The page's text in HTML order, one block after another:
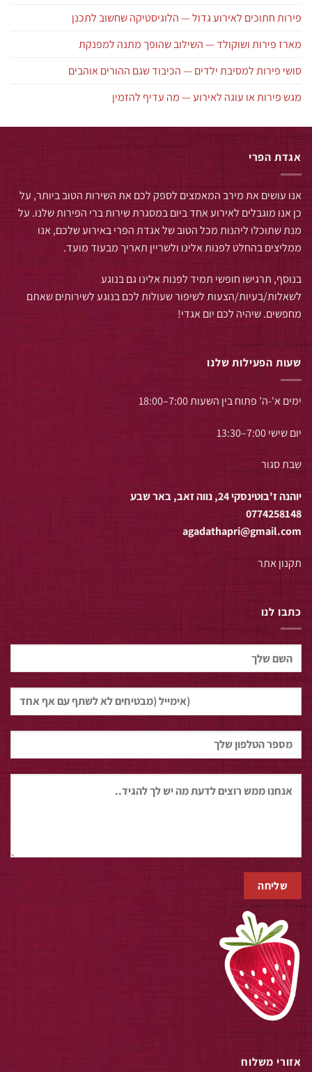
פירות חתוכים לאירוע גדול — הלוגיסטיקה שחשוב לתכנן
מארז פירות ושוקולד — השילוב שהופך מתנה למפנקת
סושי פירות למסיבת ילדים — הכיבוד שגם ההורים אוהבים
מגש פירות או עוגה לאירוע — מה עדיף להזמין
אגדת הפרי
אנו עושים את מירב המאמצים לספק לכם את השירות הטוב ביותר, על
כן אנו מוגבלים לאירוע אחד ביום במסגרת שירות ברי הפירות שלנו. על
מנת שתוכלו ליהנות מכל הטוב של אגדת הפרי באירוע שלכם, אנו
ממליצים בהחלט לפנות אלינו ולשריין תאריך מבעוד מועד.
בנוסף, תרגישו חופשי תמיד לפנות אלינו גם בנוגע
לשאלות/בעיות/הצעות לשיפור שעולות לכם בנוגע לשירותים שאתם
מחפשים. שיהיה לכם יום אגדי!
שעות הפעילות שלנו
ימים א'-ה' פתוח בין השעות 7:00–18:00
יום שישי 7:00–13:30
שבת סגור
יוהנה ז'בוטינסקי 24, נווה זאב, באר שבע
0774258148
agadathapri@gmail.com
תקנון אתר
כתבו לנו
אזורי משלוח